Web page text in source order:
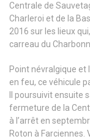
Centrale de
Charleroi et de la
2016 sur les lieux
carreau du
Point névralgique et
en feu, ce véhicule
Il poursuivit ensuite
fermeture de la
à l’arrêt en
Roton à Farciennes.